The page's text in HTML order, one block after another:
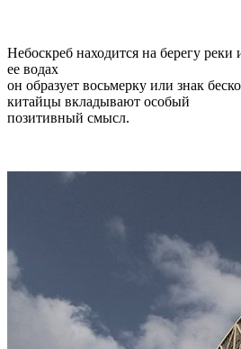
Небоскреб находится на берегу реки
ее водах
он образует восьмерку или знак
китайцы вкладывают особый
позитивный смысл.